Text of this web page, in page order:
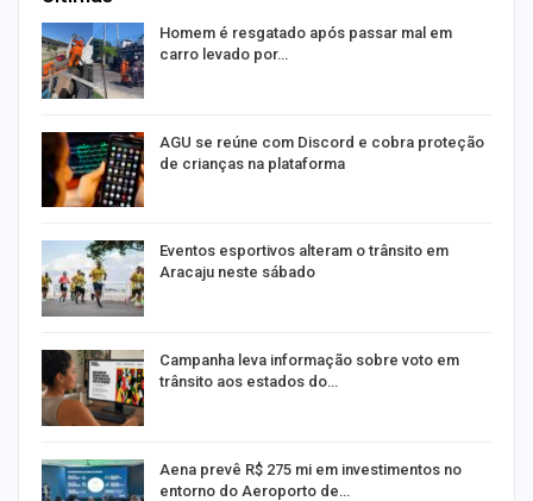
Homem é resgatado após passar mal em
carro levado por…
AGU se reúne com Discord e cobra proteção
de crianças na plataforma
Eventos esportivos alteram o trânsito em
Aracaju neste sábado
Campanha leva informação sobre voto em
trânsito aos estados do…
Aena prevê R$ 275 mi em investimentos no
entorno do Aeroporto de…